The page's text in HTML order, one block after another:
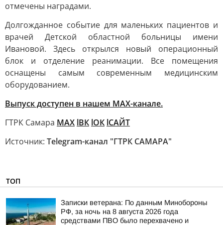
отмечены наградами.
Долгожданное событие для маленьких пациентов и
врачей Детской областной больницы имени
Ивановой. Здесь открылся новый операционный
блок и отделение реанимации. Все помещения
оснащены самым современным медицинским
оборудованием.
Выпуск доступен в нашем MAX-канале.
ГТРК Самара MAX lВК lОК lСАЙТ
Источник: Telegram-канал "ГТРК САМАРА"
ТОП
Записки ветерана: По данным Минобороны
РФ, за ночь на 8 августа 2026 года
средствами ПВО было перехвачено и